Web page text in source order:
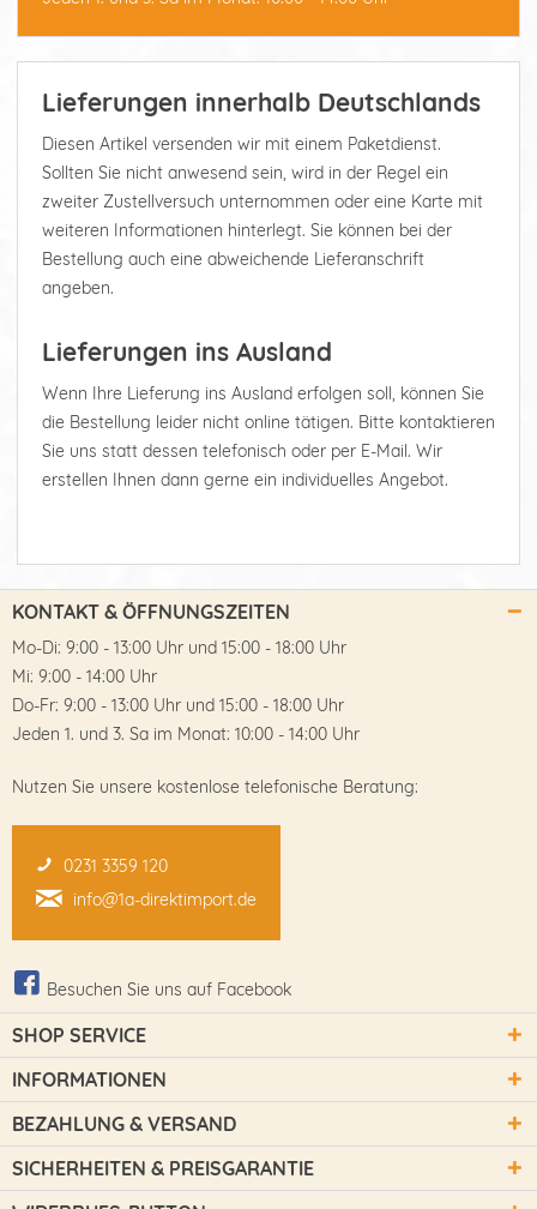
Lieferungen innerhalb Deutschlands
Diesen Artikel versenden wir mit einem Paketdienst.
Sollten Sie nicht anwesend sein, wird in der Regel ein
zweiter Zustellversuch unternommen oder eine Karte mit
weiteren Informationen hinterlegt. Sie können bei der
Bestellung auch eine abweichende Lieferanschrift
angeben.
Lieferungen ins Ausland
Wenn Ihre Lieferung ins Ausland erfolgen soll, können Sie
die Bestellung leider nicht online tätigen. Bitte kontaktieren
Sie uns statt dessen telefonisch oder per E-Mail. Wir
erstellen Ihnen dann gerne ein individuelles Angebot.
KONTAKT & ÖFFNUNGSZEITEN
Mo-Di: 9:00 - 13:00 Uhr und 15:00 - 18:00 Uhr
Mi: 9:00 - 14:00 Uhr
Do-Fr: 9:00 - 13:00 Uhr und 15:00 - 18:00 Uhr
Jeden 1. und 3. Sa im Monat: 10:00 - 14:00 Uhr
Nutzen Sie unsere kostenlose telefonische Beratung:
0231 3359 120
info@1a-direktimport.de
Besuchen Sie uns auf Facebook
SHOP SERVICE
INFORMATIONEN
BEZAHLUNG & VERSAND
SICHERHEITEN & PREISGARANTIE